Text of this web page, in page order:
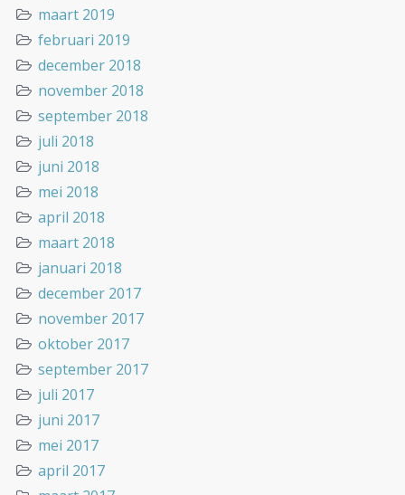
maart 2019
februari 2019
december 2018
november 2018
september 2018
juli 2018
juni 2018
mei 2018
april 2018
maart 2018
januari 2018
december 2017
november 2017
oktober 2017
september 2017
juli 2017
juni 2017
mei 2017
april 2017